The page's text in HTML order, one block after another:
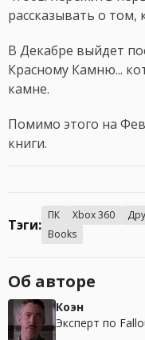
рассказывать о том,
В Декабре выйдет
Красному Камню...
камне.
Помимо этого на
книги.
Тэги:
ПК Xbox 360
Books
Об авторе
Коэн
Эксперт по